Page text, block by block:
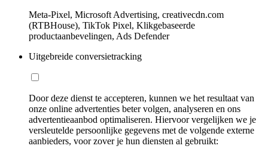
Meta-Pixel, Microsoft Advertising, creativecdn.com
(RTBHouse), TikTok Pixel, Klikgebaseerde
productaanbevelingen, Ads Defender
Uitgebreide conversietracking
Door deze dienst te accepteren, kunnen we het resultaat van
onze online advertenties beter volgen, analyseren en ons
advertentieaanbod optimaliseren. Hiervoor vergelijken we je
versleutelde persoonlijke gegevens met de volgende externe
aanbieders, voor zover je hun diensten al gebruikt: